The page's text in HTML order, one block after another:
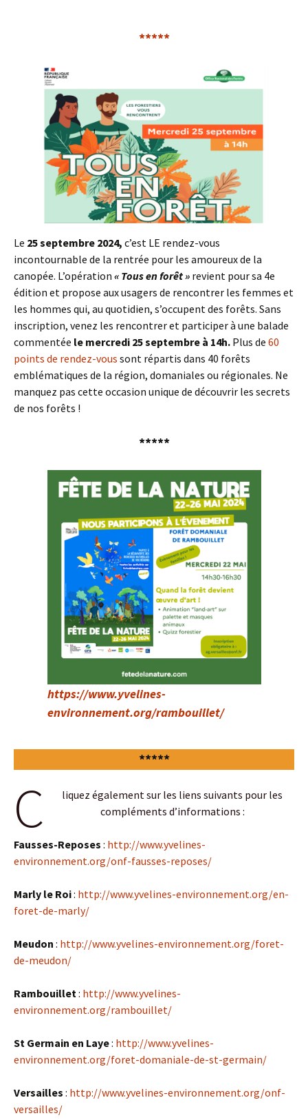
*****
Le 25 septembre 2024, c’est LE rendez-vous
incontournable de la rentrée pour les amoureux de la
canopée. L’opération « Tous en forêt » revient pour sa 4e
édition et propose aux usagers de rencontrer les femmes et
les hommes qui, au quotidien, s’occupent des forêts. Sans
inscription, venez les rencontrer et participer à une balade
commentée le mercredi 25 septembre à 14h. Plus de 60
points de rendez-vous sont répartis dans 40 forêts
emblématiques de la région, domaniales ou régionales. Ne
manquez pas cette occasion unique de découvrir les secrets
de nos forêts !
*****
https://www.yvelines-
environnement.org/rambouillet/
*****
C
liquez également sur les liens suivants pour les
compléments d’informations :
Fausses-Reposes : http://www.yvelines-
environnement.org/onf-fausses-reposes/
Marly le Roi: http://www.yvelines-environnement.org/en-
foret-de-marly/
Meudon : http://www.yvelines-environnement.org/foret-
de-meudon/
Rambouillet : http://www.yvelines-
environnement.org/rambouillet/
St Germain en Laye: http://www.yvelines-
environnement.org/foret-domaniale-de-st-germain/
Versailles : http://www.yvelines-environnement.org/onf-
versailles/